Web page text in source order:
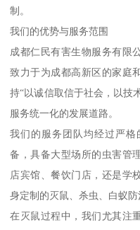
制。
我们的优势与服务范围
成都仁民有害生物服务有限
致力于为成都高新区的家庭
持“以诚信取信于社会，以技
服务统一化的发展道路。
我们的服务团队均经过严
备，具备大型场所的虫害管
店宾馆、餐饮门店，还是学
身定制的灭鼠、杀虫、白蚁防
在灭鼠过程中，我们尤其注